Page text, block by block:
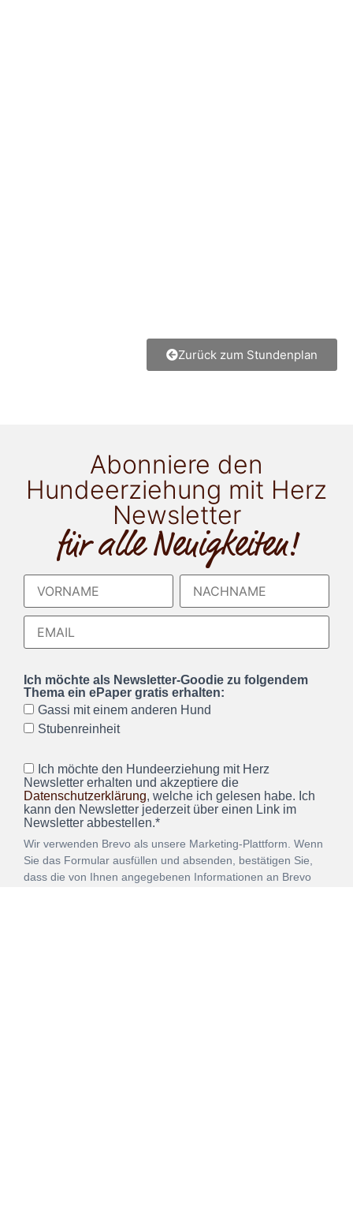
Zurück zum Stundenplan
Abonniere den
Hundeerziehung mit Herz
Newsletter
für alle Neuigkeiten!
Ich möchte als Newsletter-Goodie zu folgendem
Thema ein ePaper gratis erhalten:
Gassi mit einem anderen Hund
Stubenreinheit
Ich möchte den Hundeerziehung mit Herz
Newsletter erhalten und akzeptiere die
Datenschutzerklärung, welche ich gelesen habe. Ich
kann den Newsletter jederzeit über einen Link im
Newsletter abbestellen.*
Wir verwenden Brevo als unsere Marketing-Plattform. Wenn
Sie das Formular ausfüllen und absenden, bestätigen Sie,
dass die von Ihnen angegebenen Informationen an Brevo